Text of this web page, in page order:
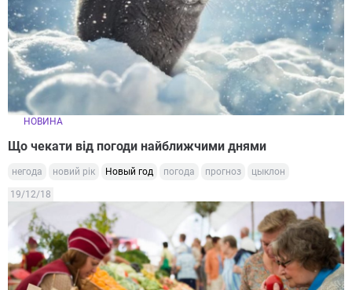
НОВИНА
Що чекати від погоди найближчими днями
негода новий рік Новый год погода прогноз цыклон
19/12/18